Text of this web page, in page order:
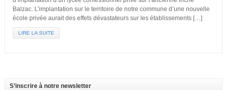
Balzac. L’implantation sur le territoire de notre commune d’une nouvelle
école privée aurait des effets dévastateurs sur les établissements […]
LIRE LA SUITE
S’inscrire à notre newsletter